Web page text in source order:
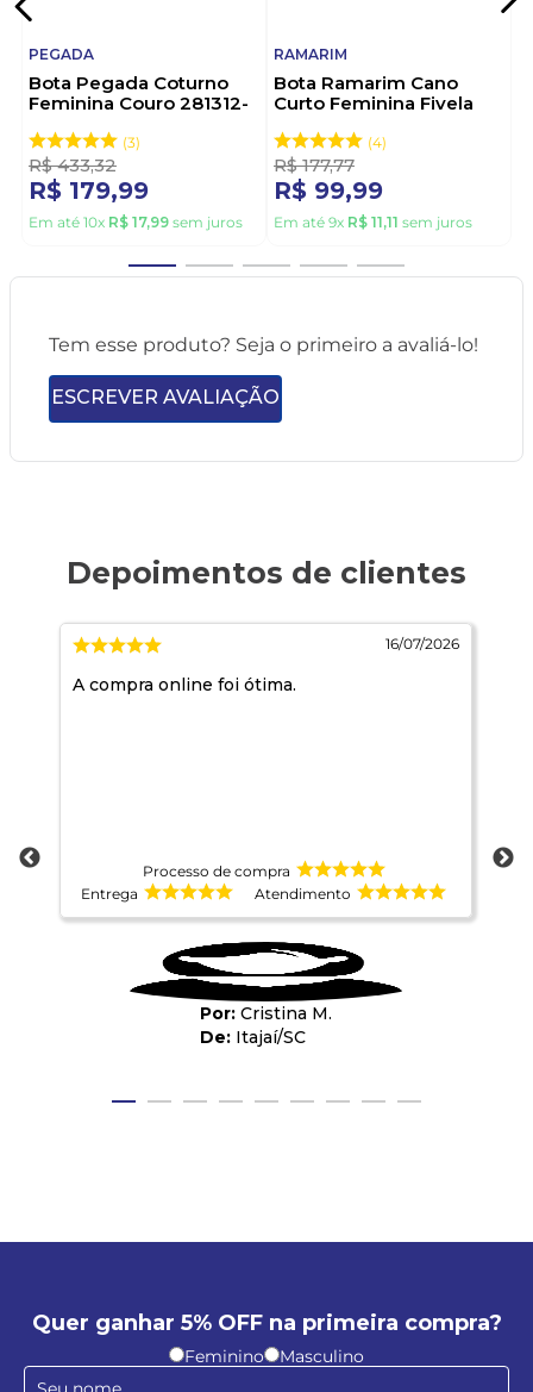
PEGADA
Bota Pegada Coturno
Feminina Couro 281312-
3
R$ 433,32
R$ 179,99
Em até 10x R$ 17,99 sem juros
RAMARIM
Bota Ramarim Cano
Curto Feminina Fivela
4
R$ 177,77
R$ 99,99
Em até 9x R$ 11,11 sem juros
Tem esse produto? Seja o primeiro a avaliá-lo!
ESCREVER AVALIAÇÃO
16/07/2026
A compra online foi ótima.
Processo de compra
Entrega
Atendimento
Cristina M.
Itajaí/SC
Quer ganhar 5% OFF na primeira compra?
Feminino Masculino